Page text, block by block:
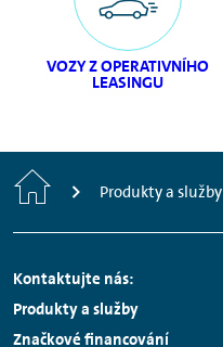
VOZY Z OPERATIVNÍHO
LEASINGU
Home Produkty a služby
Footer
Navigation
Kontaktujte nás:
Links:
Produkty a služby
Links:
Značkové financování